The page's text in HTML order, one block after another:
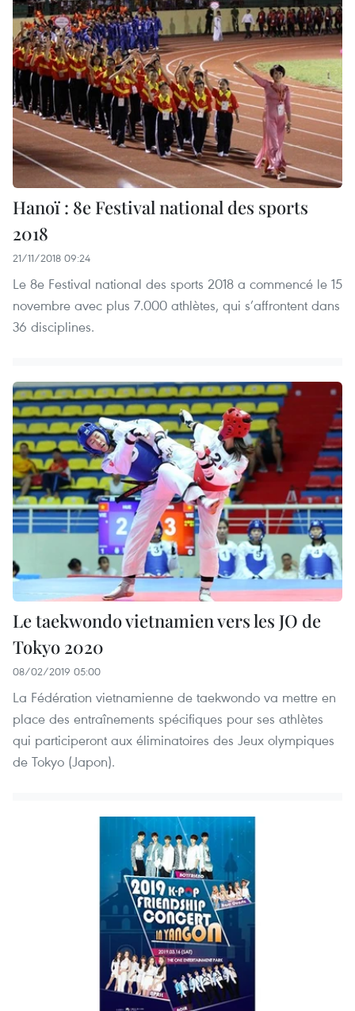
Hanoï : 8e Festival national des sports
2018
21/11/2018 09:24
Le 8e Festival national des sports 2018 a commencé le 15
novembre avec plus 7.000 athlètes, qui s’affrontent dans
36 disciplines.
Le taekwondo vietnamien vers les JO de
Tokyo 2020
08/02/2019 05:00
La Fédération vietnamienne de taekwondo va mettre en
place des entraînements spécifiques pour ses athlètes
qui participeront aux éliminatoires des Jeux olympiques
de Tokyo (Japon).